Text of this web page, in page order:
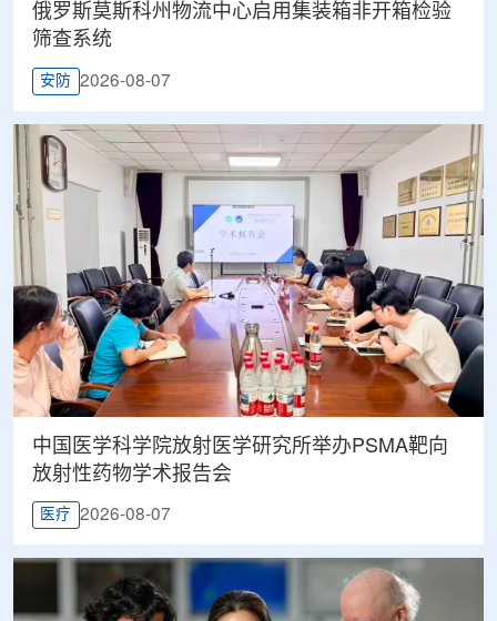
俄罗斯莫斯科州物流中心启用集装箱非开箱检验
筛查系统
安防 2026-08-07
中国医学科学院放射医学研究所举办PSMA靶向
放射性药物学术报告会
医疗 2026-08-07